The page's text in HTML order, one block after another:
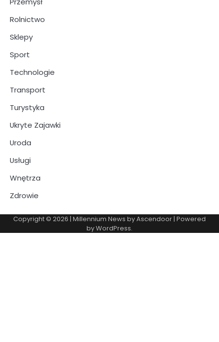
Rolnictwo
Sklepy
Sport
Technologie
Transport
Turystyka
Ukryte Zajawki
Uroda
Usługi
Wnętrza
Zdrowie
Copyright © 2026 | Millennium News byAscendoor| Powered
byWordPress.